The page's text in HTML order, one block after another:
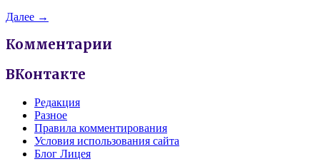
Далее →
Комментарии
ВКонтакте
Редакция
Разное
Правила комментирования
Условия использования сайта
Блог Лицея